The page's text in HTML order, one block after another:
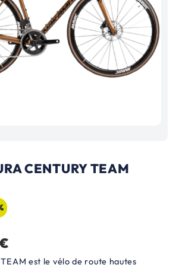
CENTURY TEAM
TEAM est le vélo de route hautes